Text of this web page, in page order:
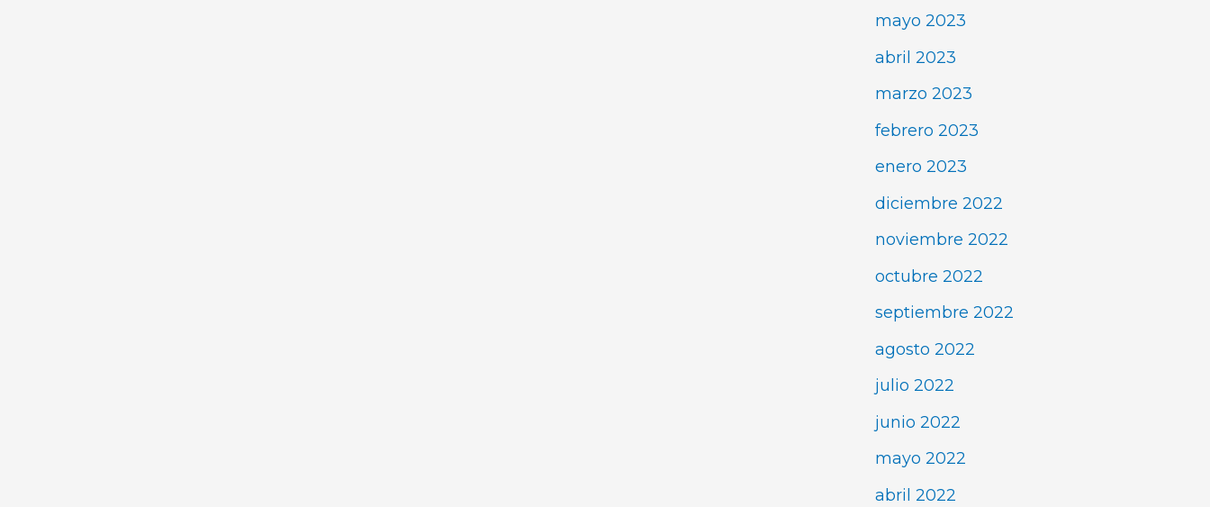
mayo 2023
abril 2023
marzo 2023
febrero 2023
enero 2023
diciembre 2022
noviembre 2022
octubre 2022
septiembre 2022
agosto 2022
julio 2022
junio 2022
mayo 2022
abril 2022